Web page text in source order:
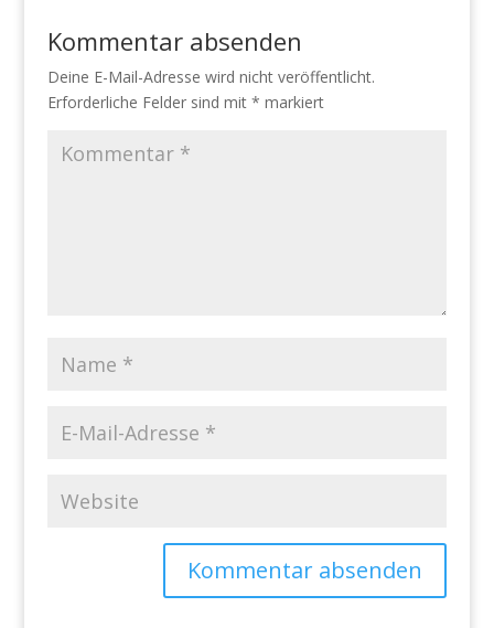
Kommentar absenden
Deine E-Mail-Adresse wird nicht veröffentlicht.
Erforderliche Felder sind mit * markiert